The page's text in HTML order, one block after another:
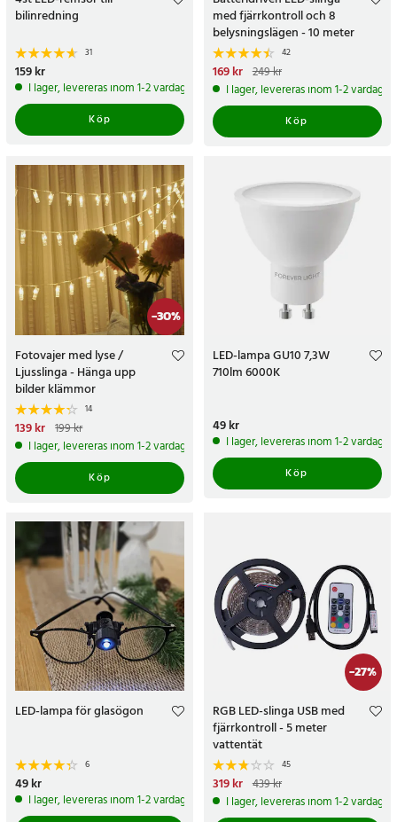
bilinredning
31
Pris:159 kr
159 kr
I lager, levereras inom 1-2 vardagar
Köp
med fjärrkontroll och 8
belysningslägen - 10 meter
42
Nuvarande pris
pris:249 kr
169 kr 249 kr
I lager, levereras inom 1-2 vardagar
Köp
-30%
Fotovajer med lyse /
Ljusslinga - Hänga upp
bilder klämmor
14
Nuvarande pris
pris:199 kr
139 kr 199 kr
I lager, levereras inom 1-2 vardagar
Köp
LED-lampa GU10 7,3W
710lm 6000K
Pris:49 kr
49 kr
I lager, levereras inom 1-2 vardagar
Köp
LED-lampa för glasögon
6
Pris:
49 kr
I lager, levereras inom 1-2 vardagar
-27%
RGB LED-slinga USB med
fjärrkontroll - 5 meter
vattentät
45
Nuvarande pris
pris:439 kr
319 kr 439 kr
I lager, levereras inom 1-2 vardagar